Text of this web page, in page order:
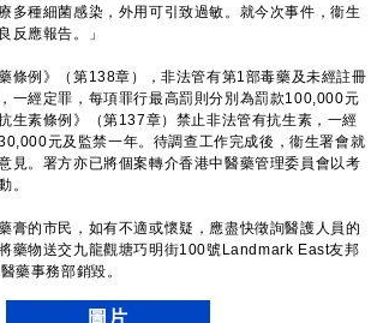
多種細菌感染，外用可引致過敏。就今次事件，衞生
反應報告。」
例》（第138章），非法管有第1部毒藥及未經註冊
一經定罪，每項罪行最高罰則分別為罰款100,000元
生素條例》（第137章）禁止非法管有抗生素，一經
元及監禁一年。待調查工作完成後，衞生署會就
見。署方亦已將個案轉介香港中醫藥管理委員會以考
。
的市民，如有不適或懷疑，應盡快徵詢醫護人員的
藥物送交九龍觀塘巧明街100號Landmark East友邦
藥事務部銷毀。
圖片